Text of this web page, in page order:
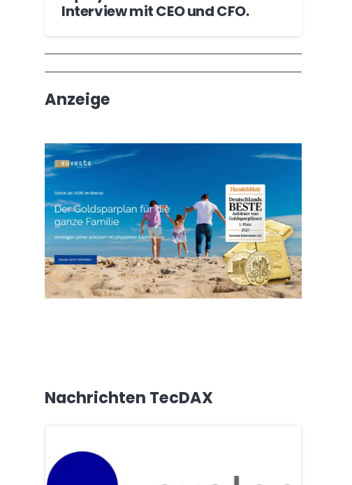
Interview mit CEO und CFO.
Wochenrückblick
Trendthemen
Anzeige
Nachrichten TecDAX